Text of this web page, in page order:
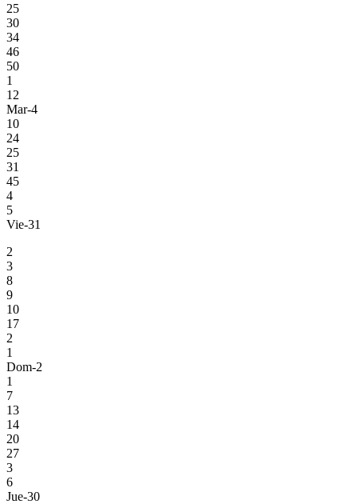
25
30
34
46
50
1
12
Mar-4
10
24
25
31
45
4
5
Vie-31
2
3
8
9
10
17
2
1
Dom-2
1
7
13
14
20
27
3
6
Jue-30